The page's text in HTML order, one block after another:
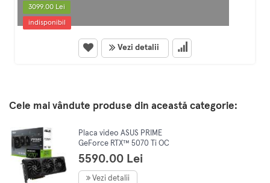
3099.00 Lei
indisponibil
Vezi detalii
Cele mai vândute produse din această categorie:
Placa video ASUS PRIME
GeForce RTX™ 5070 Ti OC
Edition, 16GB GDDR7, 256-bit
5590.00 Lei
Vezi detalii